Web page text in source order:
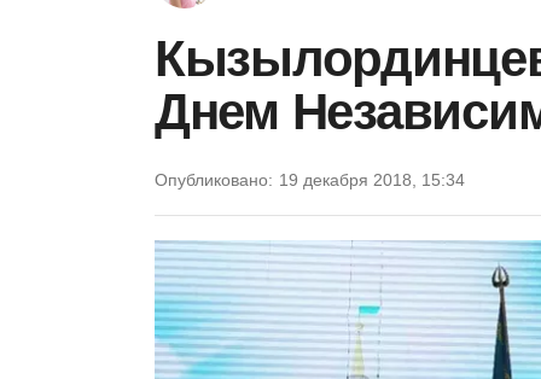
Днем
Опубликовано: 19 декабря 2018, 15:34